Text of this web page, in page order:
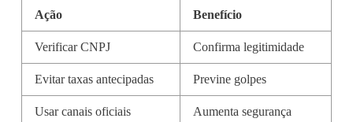
Ação Benefício
Verificar CNPJ Confirma legitimidade
Evitar taxas antecipadas Previne golpes
Usar canais oficiais Aumenta segurança